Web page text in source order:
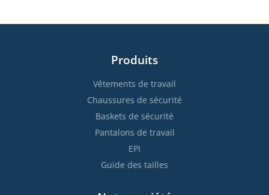
Produits
Vêtements de travail
Chaussures de sécurité
Baskets de sécurité
Pantalons de travail
EPI
Guide des tailles